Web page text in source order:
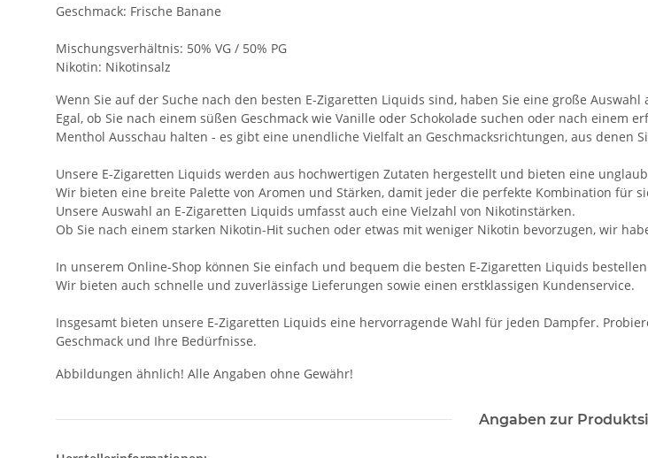
Geschmack: Frische Banane
Mischungsverhältnis: 50% VG / 50% PG
Nikotin: Nikotinsalz
Wenn Sie auf der Suche nach den besten E-Zigaretten Liquids sind, haben Sie eine große
Egal, ob Sie nach einem süßen Geschmack wie Vanille oder Schokolade suchen oder nach einem
Menthol Ausschau halten - es gibt eine unendliche Vielfalt an Geschmacksrichtungen, aus denen
Unsere E-Zigaretten Liquids werden aus hochwertigen Zutaten hergestellt und bieten eine
Wir bieten eine breite Palette von Aromen und Stärken, damit jeder die perfekte Kombination für
Unsere Auswahl an E-Zigaretten Liquids umfasst auch eine Vielzahl von Nikotinstärken.
Ob Sie nach einem starken Nikotin-Hit suchen oder etwas mit weniger Nikotin bevorzugen, wir
In unserem Online-Shop können Sie einfach und bequem die besten E-Zigaretten Liquids
Wir bieten auch schnelle und zuverlässige Lieferungen sowie einen erstklassigen Kundenservice.
Insgesamt bieten unsere E-Zigaretten Liquids eine hervorragende Wahl für jeden Dampfer.
Geschmack und Ihre Bedürfnisse.
Abbildungen ähnlich! Alle Angaben ohne Gewähr!
Angaben zur